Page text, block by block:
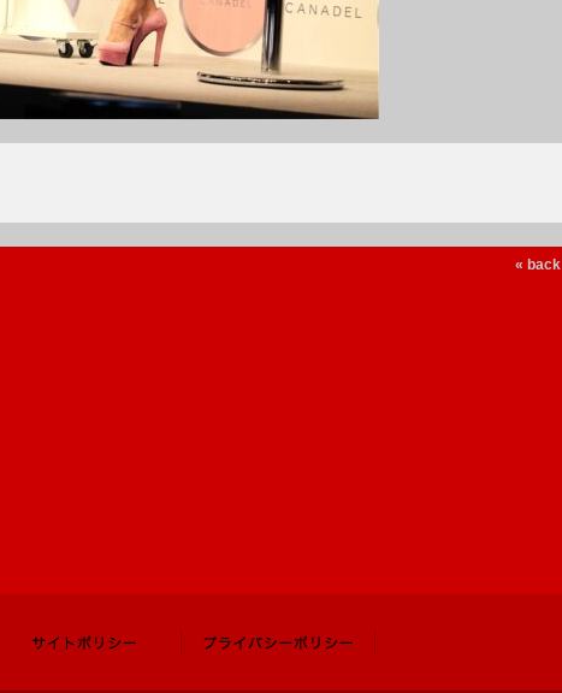
« back